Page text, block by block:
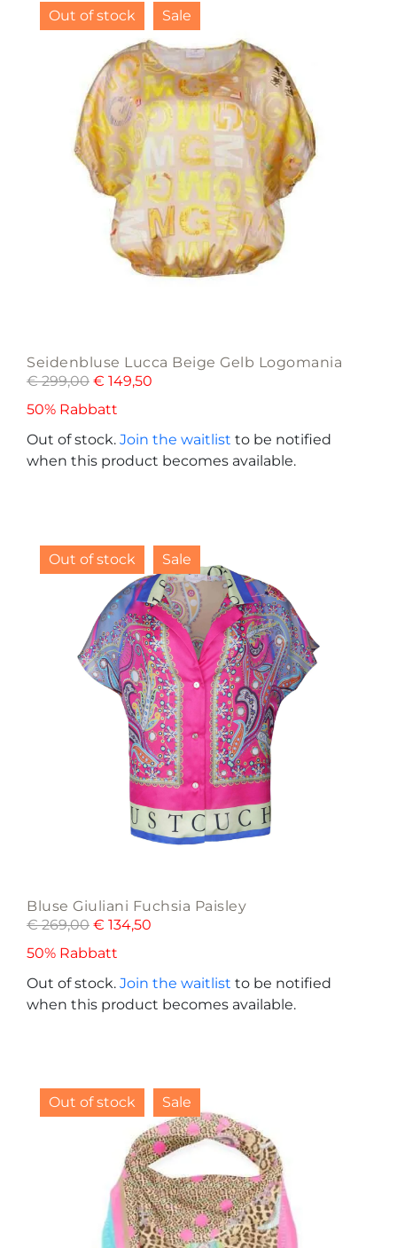
Out of stock Sale
Seidenbluse Lucca Beige Gelb Logomania
€299,00 € 149,50
50% Rabbatt
Out of stock. Join the waitlist to be notified
when this product becomes available.
Out of stock Sale
Bluse Giuliani Fuchsia Paisley
€269,00 € 134,50
50% Rabbatt
Out of stock. Join the waitlist to be notified
when this product becomes available.
Out of stock Sale